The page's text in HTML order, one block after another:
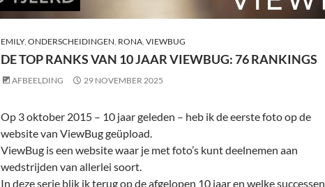
EMILY, ONDERSCHEIDINGEN, RONA, VIEWBUG
DE TOP RANKS VAN 10 JAAR VIEWBUG: 76 RANKINGS
AFBEELDING 29 NOVEMBER 2025
Op 3 oktober 2015 – 10 jaar geleden – heb ik de eerste foto op de
website van ViewBug geüpload.
ViewBug is een website waar je met foto’s kunt deelnemen aan
wedstrijden van allerlei soort.
In deze serie blik ik terug op de afgelopen 10 jaar en welke successen